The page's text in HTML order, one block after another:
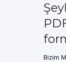
Bizim